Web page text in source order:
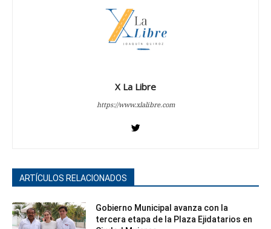
X La Libre
https://www.xlalibre.com
ARTÍCULOS RELACIONADOS
Gobierno Municipal avanza con la
tercera etapa de la Plaza Ejidatarios en